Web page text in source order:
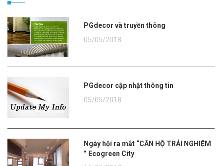
PGdecor và truyền thông
05/05/2018
PGdecor cập nhật thông tin
05/05/2018
Ngày hội ra mắt “CĂN HỘ TRẢI NGHIỆM
” Ecogreen City